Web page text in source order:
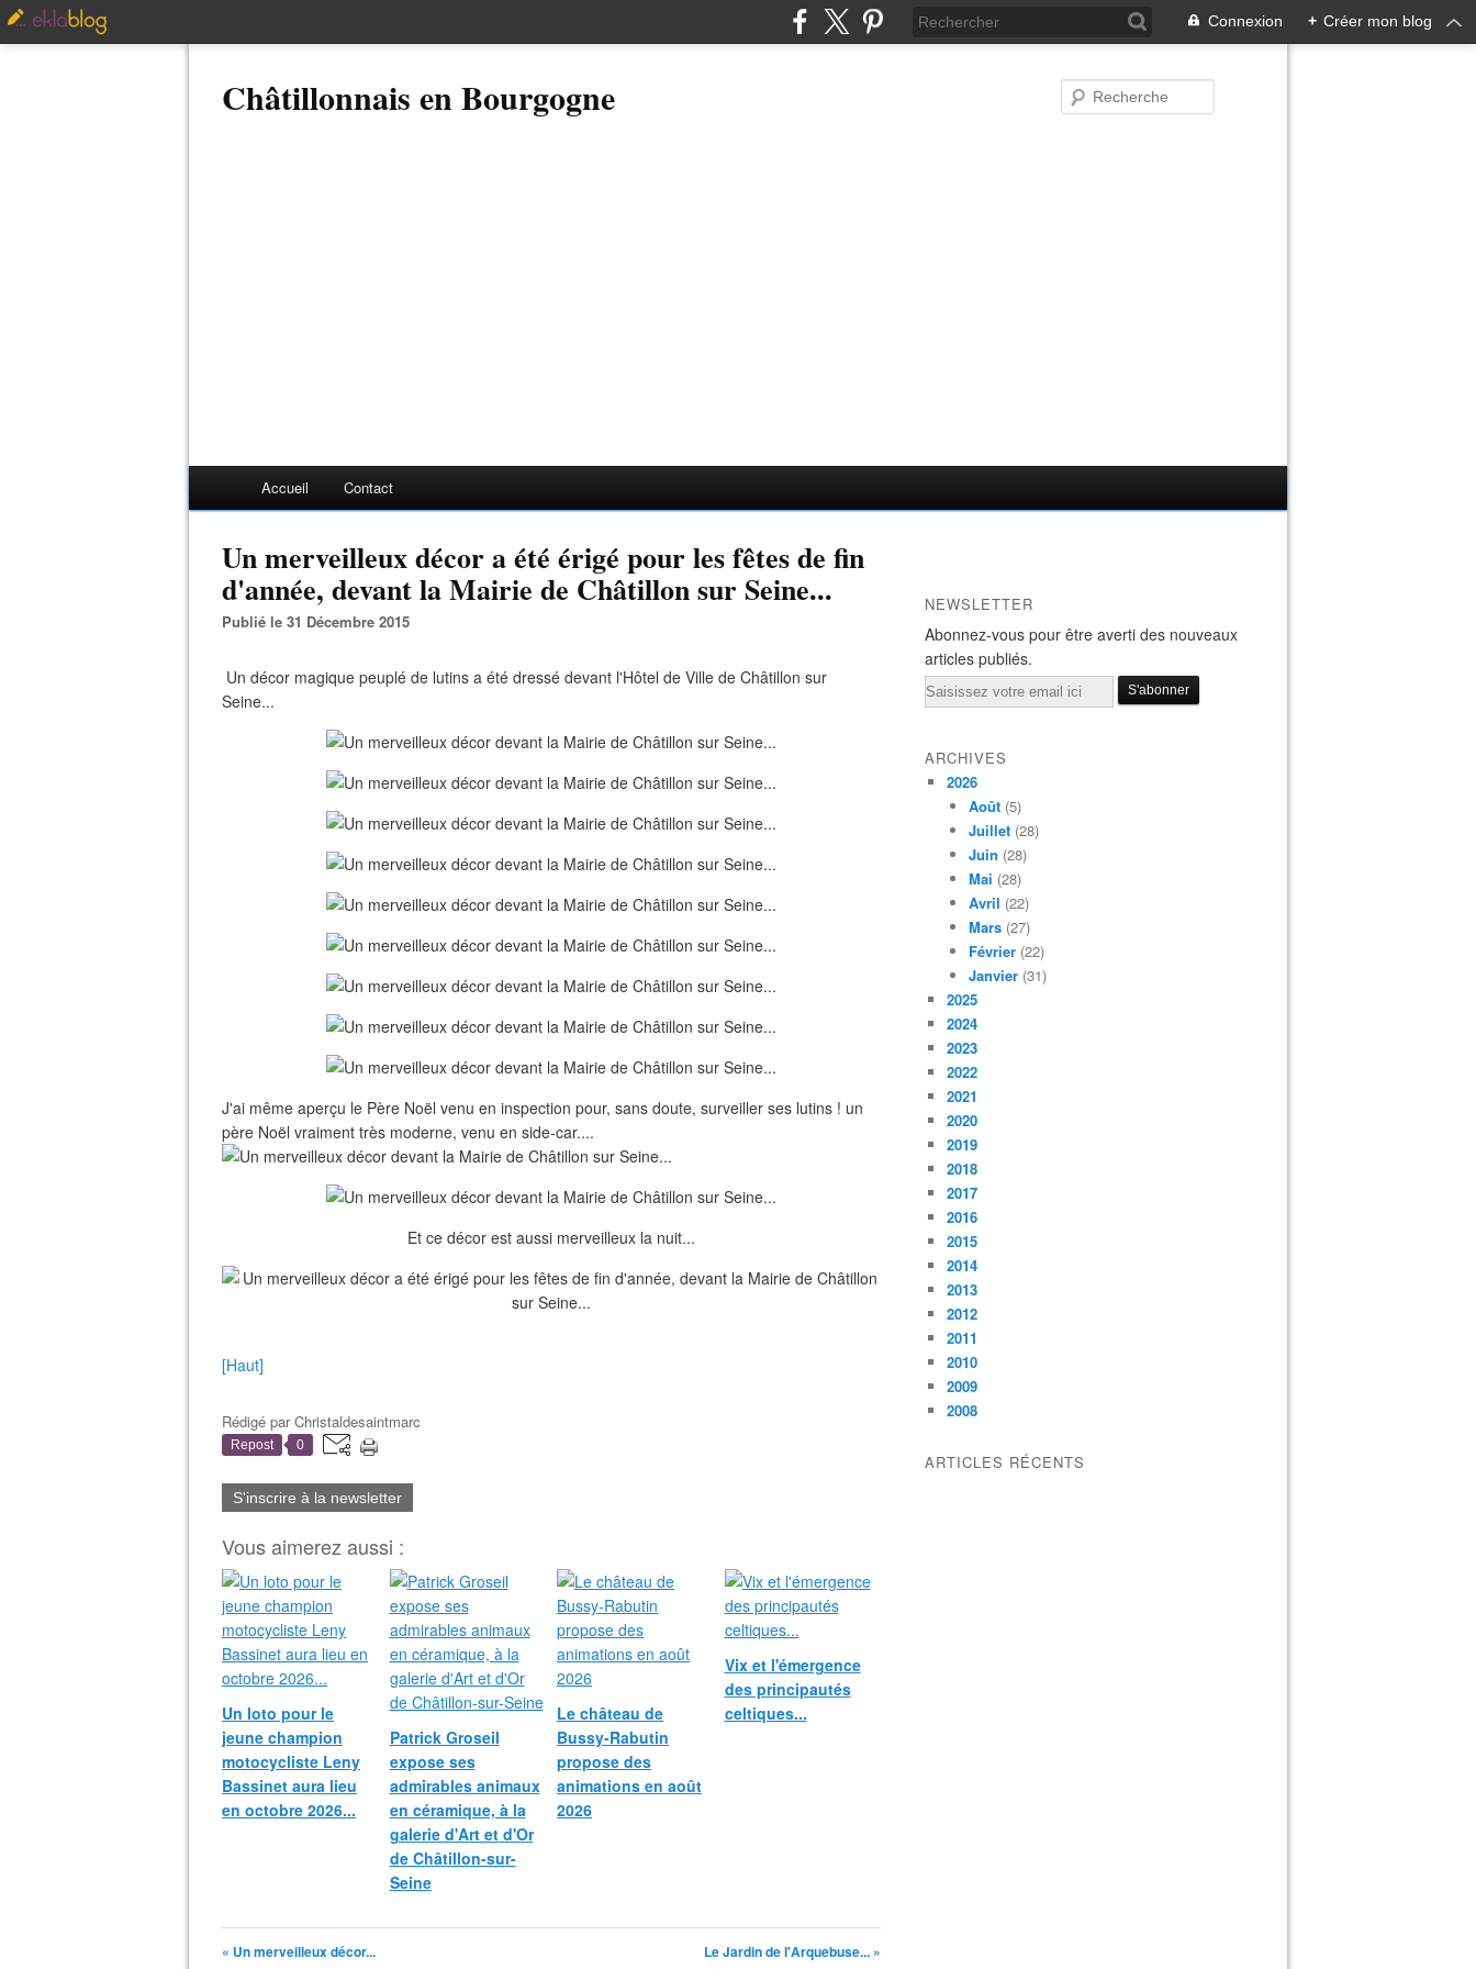
Connexion + Créer mon blog
Châtillonnais en Bourgogne
Accueil Contact
Un merveilleux décor a été érigé pour les fêtes de fin
d'année, devant la Mairie de Châtillon sur Seine...
Publié le 31 Décembre 2015
Un décor magique peuplé de lutins a été dressé devant l'Hôtel de Ville de Châtillon sur
Seine...
J'ai même aperçu le Père Noël venu en inspection pour, sans doute, surveiller ses lutins ! un
père Noël vraiment très moderne, venu en side-car....
Et ce décor est aussi merveilleux la nuit...
[Haut]
Rédigé parChristaldesaintmarc
Repost 0
S'inscrire à la newsletter
Vous aimerez aussi :
Un loto pour le
jeune champion
motocycliste Leny
Bassinet aura lieu
en octobre 2026...
Patrick Groseil
expose ses
admirables animaux
en céramique, à la
galerie d'Art et d'Or
de Châtillon-sur-
Seine
Le château de
Bussy-Rabutin
propose des
animations en août
2026
Vix et l'émergence
des principautés
celtiques...
« Un merveilleux décor... Le Jardin de l'Arquebuse... »
NEWSLETTER
Abonnez-vous pour être averti des nouveaux
articles publiés.
Email
ARCHIVES
2026
Août (5)
Juillet (28)
Juin (28)
Mai (28)
Avril (22)
Mars (27)
Février (22)
Janvier (31)
2025
2024
2023
2022
2021
2020
2019
2018
2017
2016
2015
2014
2013
2012
2011
2010
2009
2008
ARTICLES RÉCENTS